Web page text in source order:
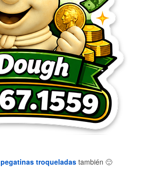
pegatinas troqueladas también 🙂